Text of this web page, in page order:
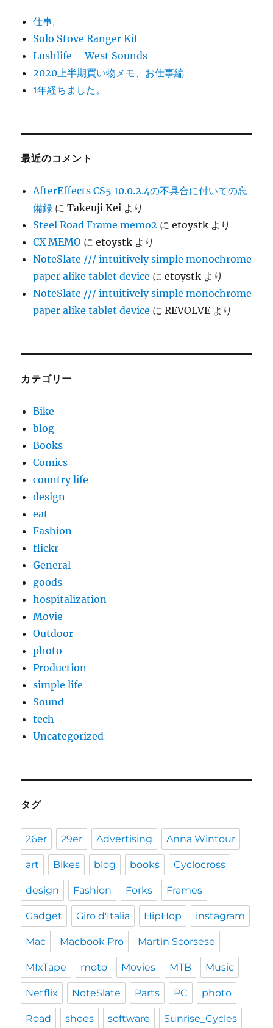
仕事。
Solo Stove Ranger Kit
Lushlife – West Sounds
2020上半期買い物メモ、お仕事編
1年経ちました。
最近のコメント
AfterEffects CS5 10.0.2.4の不具合に付いての忘
備録 にTakeuji Kei より
Steel Road Frame memo2 にetoystk より
CX MEMO にetoystk より
NoteSlate /// intuitively simple monochrome
paper alike tablet device にetoystk より
NoteSlate /// intuitively simple monochrome
paper alike tablet device にREVOLVE より
カテゴリー
Bike
blog
Books
Comics
country life
design
eat
Fashion
flickr
General
goods
hospitalization
Movie
Outdoor
photo
Production
simple life
Sound
tech
Uncategorized
タグ
26er 29er Advertising Anna Wintour
art Bikes blog books Cyclocross
design Fashion Forks Frames
Gadget Giro d'Italia HipHop instagram
Mac Macbook Pro Martin Scorsese
MIxTape moto Movies MTB Music
Netflix NoteSlate Parts PC photo
Road shoes software Sunrise_Cycles